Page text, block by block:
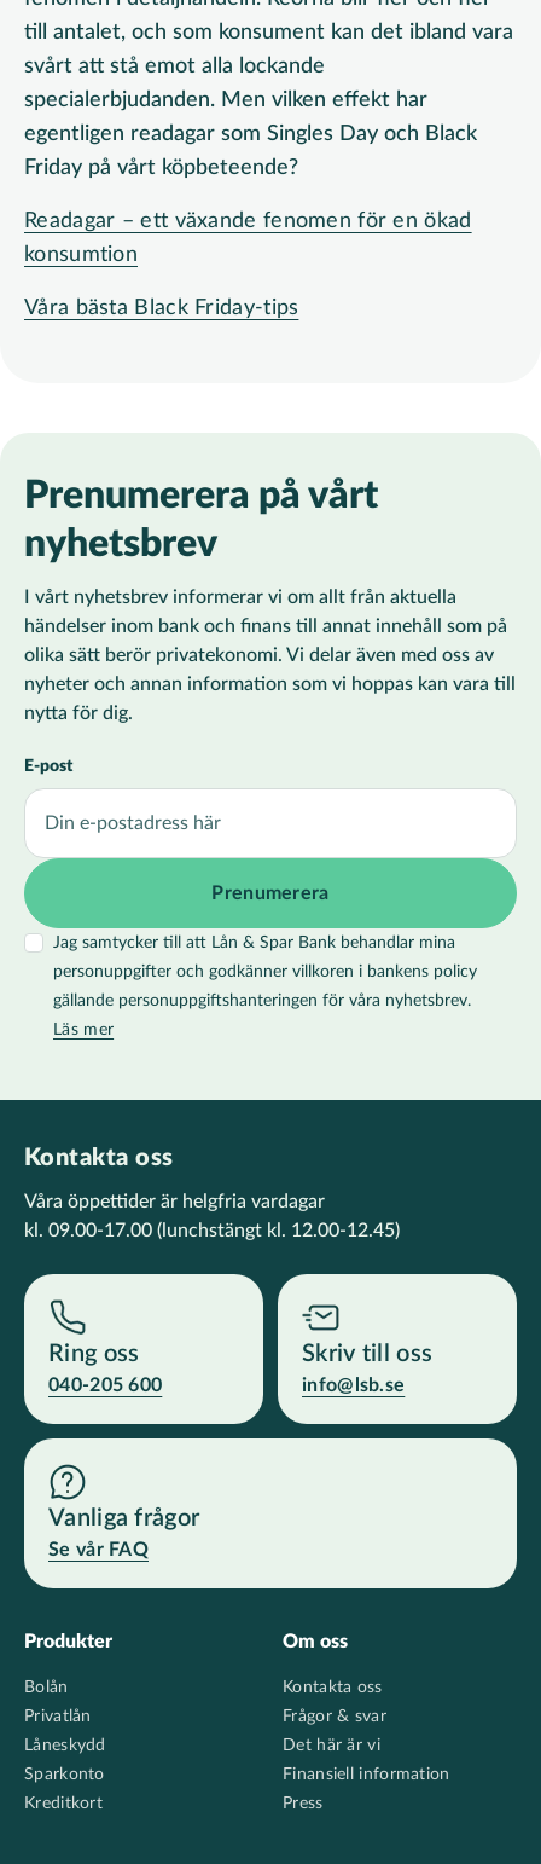
till antalet, och som konsument kan det ibland vara
svårt att stå emot alla lockande
specialerbjudanden. Men vilken effekt har
egentligen readagar som Singles Day och Black
Friday på vårt köpbeteende?
Readagar – ett växande fenomen för en ökad
konsumtion
Våra bästa Black Friday-tips
Prenumerera på vårt
nyhetsbrev
I vårt nyhetsbrev informerar vi om allt från aktuella
händelser inom bank och finans till annat innehåll som på
olika sätt berör privatekonomi. Vi delar även med oss av
nyheter och annan information som vi hoppas kan vara till
nytta för dig.
E-post
Jag samtycker till att Lån & Spar Bank behandlar mina
personuppgifter och godkänner villkoren i bankens policy
gällande personuppgiftshanteringen för våra nyhetsbrev.
Läs mer
Kontakta oss
Våra öppettider är helgfria vardagar
kl. 09.00-17.00 (lunchstängt kl. 12.00-12.45)
Ring oss
040-205 600
Skriv till oss
info@lsb.se
Vanliga frågor
Se vår FAQ
Footer
Produkter
Bolån
Privatlån
Låneskydd
Sparkonto
Kreditkort
Om oss
Kontakta oss
Frågor & svar
Det här är vi
Finansiell information
Press